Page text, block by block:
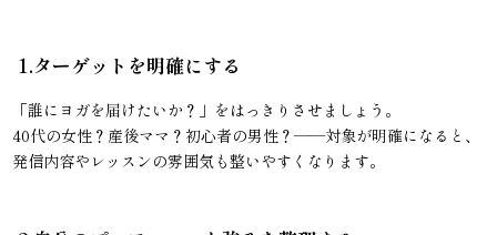
1.ターゲットを明確にする
「誰にヨガを届けたいか？」をはっきりさせましょう。
40代の女性？産後ママ？初心者の男性？——対象が明確になると、
発信内容やレッスンの雰囲気も整いやすくなります。